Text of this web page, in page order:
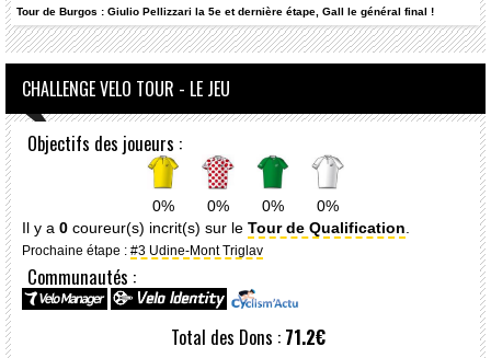
Tour de Burgos : Giulio Pellizzari la 5e et dernière étape, Gall le général final !
CHALLENGE VELO TOUR - LE JEU
Objectifs des joueurs :
0% 0% 0%
0%
Il y a 0 coureur(s) incrit(s) sur le Tour de Qualification.
Prochaine étape : #3 Udine-Mont Triglav
Communautés :
Total des Dons : 71.2€